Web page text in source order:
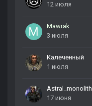
12 июля
Mawrak
3 июля
Калеченный
1 июля
Astral_monolith
17 июня